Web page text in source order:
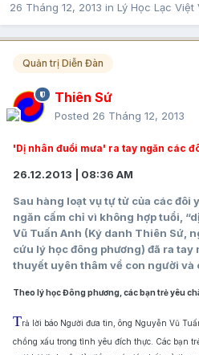
26 Tháng 12, 2013 in Lý Học Lạc Việt
Quản trị Diễn Đàn
Thiên Sứ
Posted 26 Tháng 12, 2013
'Dị nhân đuổi mưa' ra tay ngăn các
26.12.2013 | 08:36 AM
Sau hàng loạt vụ tự tử của các đôi
ngăn cấm chỉ vì không hợp tuổi,
Vũ Tuấn Anh (Ký danh Thiên Sứ,
cứu lý học đông phương) đã ra
thuyết uyên thâm về con người và
Theo lý học Đông phương, các bạn trẻ yêu
Trả lời báo Người đưa tin, ông Nguyễn Vũ
chồng xấu trong tình yêu đích thực. Các bạn